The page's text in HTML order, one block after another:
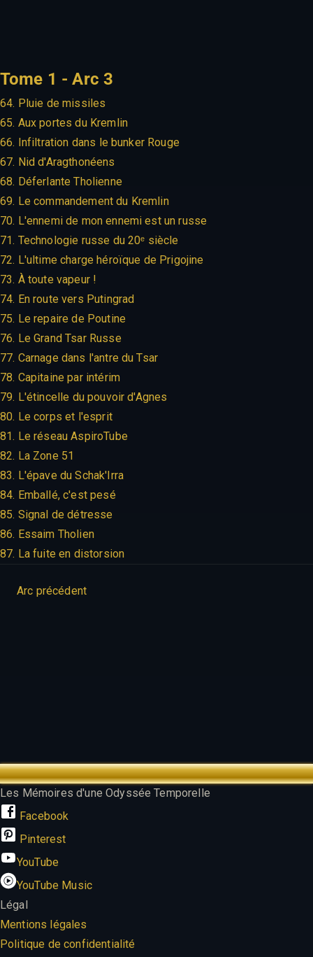
Tome 1 - Arc 3
64. Pluie de missiles
65. Aux portes du Kremlin
66. Infiltration dans le bunker Rouge
67. Nid d'Aragthonéens
68. Déferlante Tholienne
69. Le commandement du Kremlin
70. L'ennemi de mon ennemi est un russe
71. Technologie russe du 20ᵉ siècle
72. L'ultime charge héroïque de Prigojine
73. À toute vapeur !
74. En route vers Putingrad
75. Le repaire de Poutine
76. Le Grand Tsar Russe
77. Carnage dans l'antre du Tsar
78. Capitaine par intérim
79. L'étincelle du pouvoir d'Agnes
80. Le corps et l'esprit
81. Le réseau AspiroTube
82. La Zone 51
83. L'épave du Schak'Irra
84. Emballé, c'est pesé
85. Signal de détresse
86. Essaim Tholien
87. La fuite en distorsion
Arc précédent
TREK OUTTA TIME
Les Mémoires d'une Odyssée Temporelle
Facebook
Pinterest
YouTube
YouTube Music
Légal
Mentions légales
Politique de confidentialité